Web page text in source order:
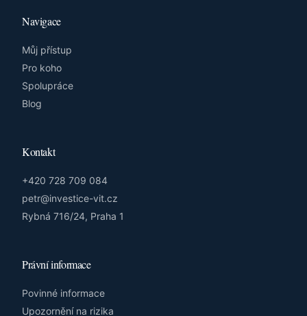
Navigace
Můj přístup
Pro koho
Spolupráce
Blog
Kontakt
+420 728 709 084
petr@investice-vit.cz
Rybná 716/24, Praha 1
Právní informace
Povinné informace
Upozornění na rizika